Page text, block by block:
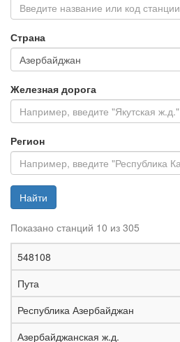
Введите название или код станции
Страна
Железная дорога
Регион
Найти
Показано станций 10 из 305
Н
е
е
з
н
а
548108
Пута
Республика Азербайджан
Азербайджанская ж.д.